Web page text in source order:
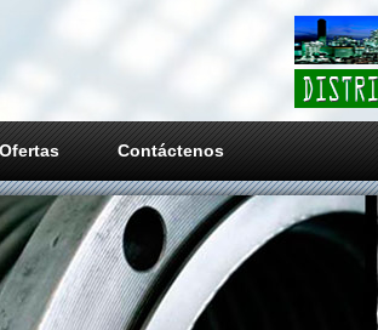
Ofertas Contáctenos